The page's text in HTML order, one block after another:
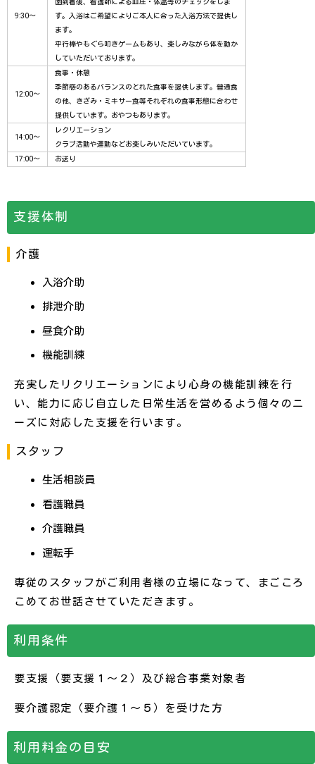
9:30～
園到着後、看護師による血圧・体温等のチェックをしま
す。入浴はご希望によりご本人に合った入浴方法で提供し
ます。
平行棒やもぐら叩きゲームもあり、楽しみながら体を動か
していただいております。
12:00～
食事・休憩
季節感のあるバランスのとれた食事を提供します。普通食
の他、きざみ・ミキサー食等それぞれの食事形態に合わせ
提供しています。おやつもあります。
14:00～
レクリエーション
クラブ活動や運動などお楽しみいただいています。
17:00～
お送り
支援体制
介護
入浴介助
排泄介助
昼食介助
機能訓練
充実したリクリエーションにより心身の機能訓練を行
い、能力に応じ自立した日常生活を営めるよう個々のニ
ーズに対応した支援を行います。
スタッフ
生活相談員
看護職員
介護職員
運転手
専従のスタッフがご利用者様の立場になって、まごころ
こめてお世話させていただきます。
利用条件
要支援（要支援１～２）及び総合事業対象者
要介護認定（要介護１～５）を受けた方
利用料金の目安